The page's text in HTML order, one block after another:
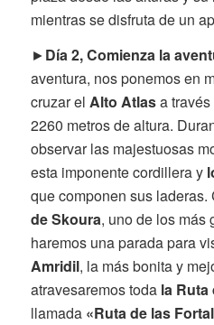
mientras se disfruta de un
►Día 2, Comienza la
aventura, nos ponemos en
cruzar el Alto Atlasa través
2260 metros de altura.
observar las majestuosas
esta imponente cordillera y
que componen sus laderas.
de Skoura, uno de los más
haremos una parada para
Amridil, la más bonita y
atravesaremos toda la Ruta
llamada «Ruta de las